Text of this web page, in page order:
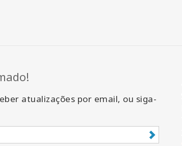
atualizações por email, ou siga-